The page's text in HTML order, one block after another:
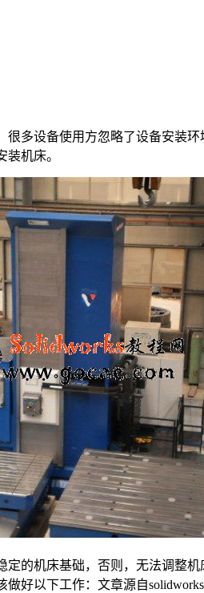
很多设备使用方忽略了设备安装
机床。
定的机床基础，否则，无法调整
好以下工作： 文章源自